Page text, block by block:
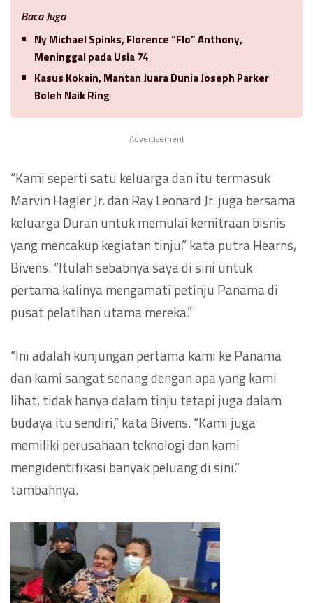
Baca Juga
Ny Michael Spinks, Florence “Flo” Anthony,
Meninggal pada Usia 74
Kasus Kokain, Mantan Juara Dunia Joseph Parker
Boleh Naik Ring
Advertisement
“Kami seperti satu keluarga dan itu termasuk
Marvin Hagler Jr. dan Ray Leonard Jr. juga bersama
keluarga Duran untuk memulai kemitraan bisnis
yang mencakup kegiatan tinju,” kata putra Hearns,
Bivens. “Itulah sebabnya saya di sini untuk
pertama kalinya mengamati petinju Panama di
pusat pelatihan utama mereka.”
“Ini adalah kunjungan pertama kami ke Panama
dan kami sangat senang dengan apa yang kami
lihat, tidak hanya dalam tinju tetapi juga dalam
budaya itu sendiri,” kata Bivens. “Kami juga
memiliki perusahaan teknologi dan kami
mengidentifikasi banyak peluang di sini,”
tambahnya.